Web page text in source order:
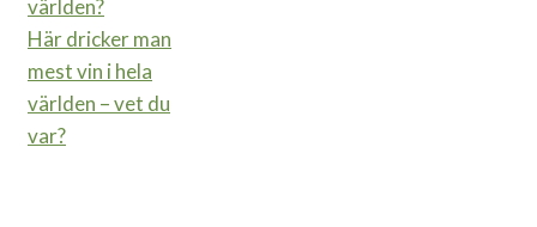
Här dricker man
mest vin i hela
världen – vet du
var?